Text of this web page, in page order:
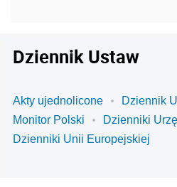
Dziennik Ustaw
Akty ujednolicone
Dziennik
Monitor Polski
Dzienniki
Dzienniki Unii Europejskiej